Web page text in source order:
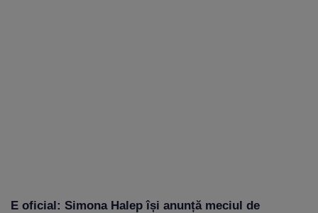
E oficial: Simona Halep își anunță meciul de